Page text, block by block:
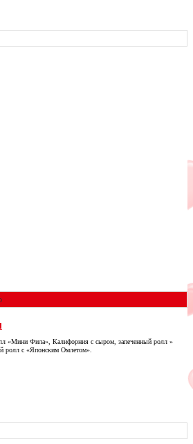
«Мини Фила», Калифорния с сыром, запеченный ролл »
ролл с «Японским Омлетом».